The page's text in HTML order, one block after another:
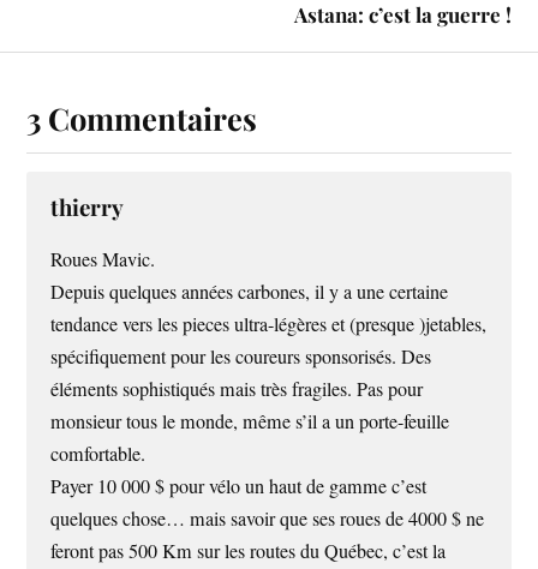
Astana: c’est la guerre !
3 Commentaires
thierry
Roues Mavic.
Depuis quelques années carbones, il y a une certaine
tendance vers les pieces ultra-légères et (presque )jetables,
spécifiquement pour les coureurs sponsorisés. Des
éléments sophistiqués mais très fragiles. Pas pour
monsieur tous le monde, même s’il a un porte-feuille
comfortable.
Payer 10 000 $ pour vélo un haut de gamme c’est
quelques chose… mais savoir que ses roues de 4000 $ ne
feront pas 500 Km sur les routes du Québec, c’est la